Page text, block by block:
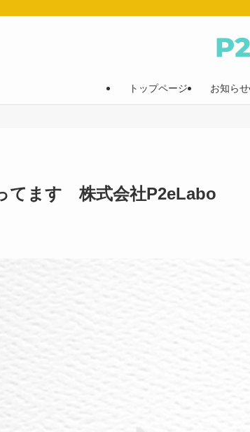
トップページ お知らせ
てます 株式会社P2eLabo